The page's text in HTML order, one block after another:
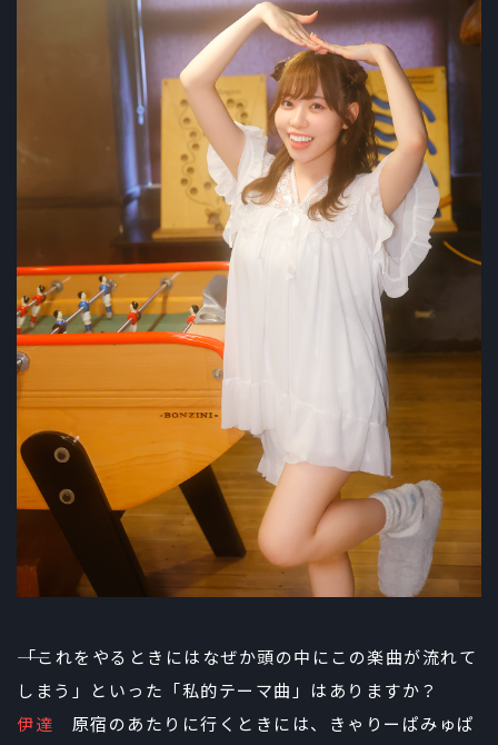
――「これをやるときにはなぜか頭の中にこの楽曲が流れて
しまう」といった「私的テーマ曲」はありますか？
伊達 原宿のあたりに行くときには、きゃりーぱみゅぱ